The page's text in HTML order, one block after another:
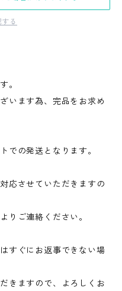
る
。
います為、完品をお求め
での発送となります。
応させていただきますの
りご連絡ください。
すぐにお返事できない場
きますので、よろしくお